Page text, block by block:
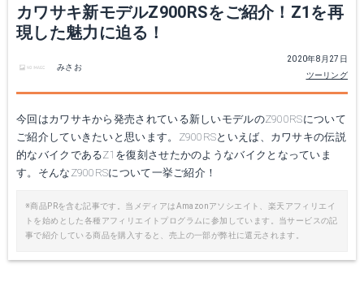
カワサキ新モデルZ900RSをご紹介！Z1を再
現した魅力に迫る！
2020年8月27日
ツーリング
みさお
今回はカワサキから発売されている新しいモデルのZ900RSについて
ご紹介していきたいと思います。Z900RSといえば、カワサキの伝説
的なバイクであるZ1を復刻させたかのようなバイクとなっていま
す。そんなZ900RSについて一挙ご紹介！
※商品PRを含む記事です。当メディアはAmazonアソシエイト、楽天アフィリエイ
トを始めとした各種アフィリエイトプログラムに参加しています。当サービスの記
事で紹介している商品を購入すると、売上の一部が弊社に還元されます。